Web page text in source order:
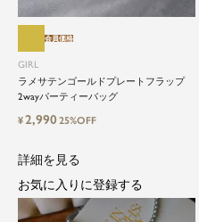
ドレスは女性にとって
ム。クローゼットに一着
ドレスが持つ女性を美
ョンアイテムの中でも特
特別な日だけではもった
そんな気持ちを叶えたい
ドガールです。
GIRL
ラメサテンゴールドプレートフラップ
2wayパーティーバッグ
会員価格
¥2,99025%OFF
詳細を見る
お気に入りに登録する